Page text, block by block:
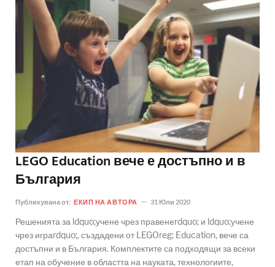
LEGO Education вече е достъпно и в
България
Публикувана от: ЕКИП НА АВТОРА 31 Юли 2020
Решенията за ldquo;учене чрез правенеrdquo; и ldquo;учене
чрез играrdquo;, създадени от LEGOreg; Education, вече са
достъпни и в България. Комплектите са подходящи за всеки
етап на обучение в областта на науката, технологиите,